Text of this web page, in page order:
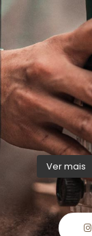
Ver mais